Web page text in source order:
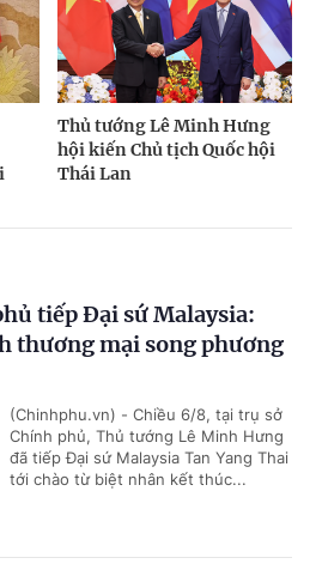
Thủ tướng Lê Minh Hưng
hội kiến Chủ tịch Quốc hội
Thái Lan
tiếp Đại sứ Malaysia:
thương mại song phương
(Chinhphu.vn) - Chiều 6/8, tại trụ sở
Chính phủ, Thủ tướng Lê Minh Hưng
đã tiếp Đại sứ Malaysia Tan Yang Thai
tới chào từ biệt nhân kết thúc...